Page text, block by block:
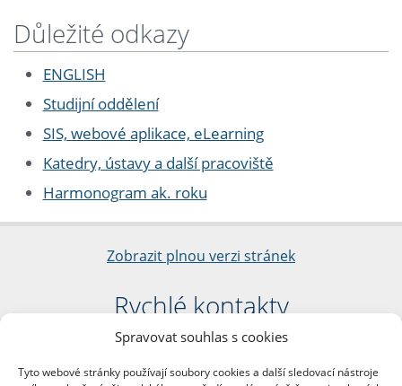
Spravovat souhlas s cookies
Tyto webové stránky používají soubory cookies a další sledovací nástroje
Důležité odkazy
ENGLISH
Studijní oddělení
SIS, webové aplikace, eLearning
Katedry, ústavy a další pracoviště
Harmonogram ak. roku
Zobrazit plnou verzi stránek
Rychlé kontakty
Filozofická fakulta
nám. Jana Palacha 1/2